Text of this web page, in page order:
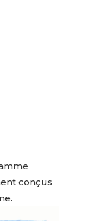
conçus